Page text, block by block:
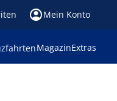
Mein Konto
MagazinExtras